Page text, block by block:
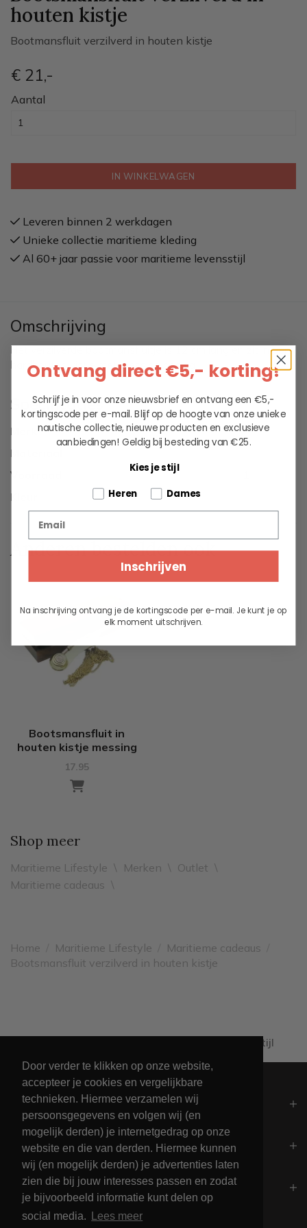
Door verder te klikken op onze website,
accepteer je cookies en vergelijkbare
technieken. Hiermee verzamelen wij
persoonsgegevens en volgen wij (en
mogelijk derden) je internetgedrag op onze
website en die van derden. Hiermee kunnen
wij (en mogelijk derden) je advertenties laten
zien die bij jouw interesses passen en zodat
je bijvoorbeeld informatie kunt delen op
social media.
Lees meer
houten kistje
Bootmansfluit verzilverd in houten kistje
€ 21,-
Aantal
IN WINKELWAGEN
Leveren binnen 2 werkdagen
Unieke collectie maritieme kleding
Al 60+ jaar passie voor maritieme levensstijl
Omschrijving
Het verzilverde bootmansfluitje is 12 cm lang en zit in een
hardhouten kistje met messing beslag.
Specificaties
Merk
-
Materiaal
Voorraad
Kleur
Anderen bestelden ook
Bootsmansfluit in
houten kistje messing
17.95
Shop meer
Maritieme Lifestyle \ Merken \ Outlet \
Maritieme cadeaus \
Home Maritieme Lifestyle Maritieme cadeaus
Bootsmansfluit verzilverd in houten kistje
Al 60+ jaar passie voor maritieme levensstijl
Algemeen
Contact
Openingstijden
Ontvang direct €5,- korting!
Schrijf je in voor onze nieuwsbrief en ontvang een €5,-
kortingscode per e-mail. Blijf op de hoogte van onze unieke
nautische collectie, nieuwe producten en exclusieve
aanbiedingen! Geldig bij besteding van €25.
Kies je stijl
Tell us about your pets
Heren Dames
Inschrijven
Na inschrijving ontvang je de kortingscode per e-mail. Je kunt je op
elk moment uitschrijven.